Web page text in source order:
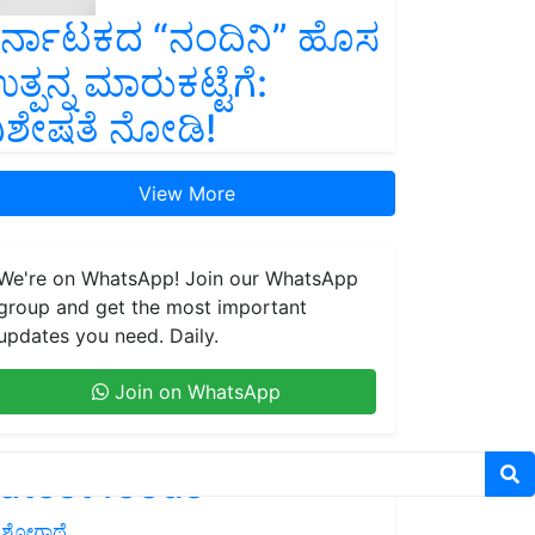
“ನಂದಿನಿ” ಹೊಸ
ಮಾರುಕಟ್ಟೆಗೆ:
ನೋಡಿ!
View More
on WhatsApp! Join our WhatsApp
and get the most important
you need. Daily.
Join on WhatsApp
feeds